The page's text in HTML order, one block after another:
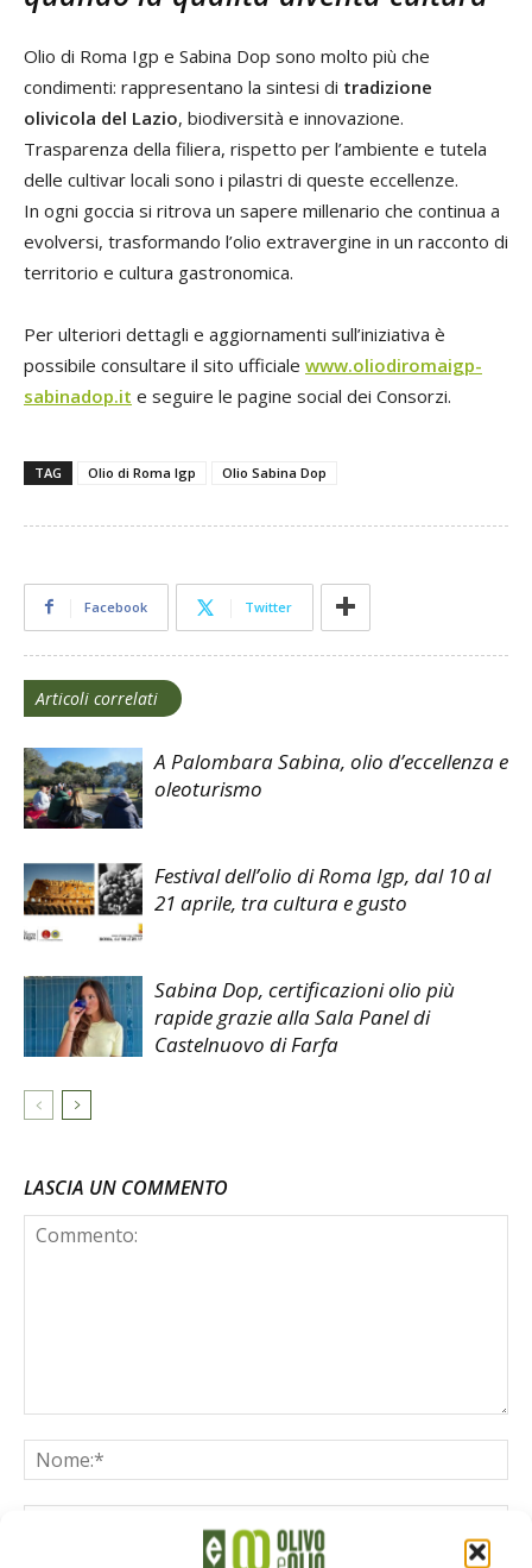
Olio di Roma Igp e Sabina Dop sono molto più che
condimenti: rappresentano la sintesi di tradizione
olivicola del Lazio, biodiversità e innovazione.
Trasparenza della filiera, rispetto per l’ambiente e tutela
delle cultivar locali sono i pilastri di queste eccellenze.
In ogni goccia si ritrova un sapere millenario che continua a
evolversi, trasformando l’olio extravergine in un racconto di
territorio e cultura gastronomica.
Per ulteriori dettagli e aggiornamenti sull’iniziativa è
possibile consultare il sito ufficiale www.oliodiromaigp-
sabinadop.it e seguire le pagine social dei Consorzi.
TAG Olio di Roma Igp Olio Sabina Dop
Facebook Twitter
Articoli correlati
A Palombara Sabina, olio d’eccellenza e
oleoturismo
Festival dell’olio di Roma Igp, dal 10 al
21 aprile, tra cultura e gusto
Sabina Dop, certificazioni olio più
rapide grazie alla Sala Panel di
Castelnuovo di Farfa
LASCIA UN COMMENTO